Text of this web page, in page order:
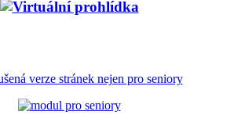
verze stránek nejen pro seniory